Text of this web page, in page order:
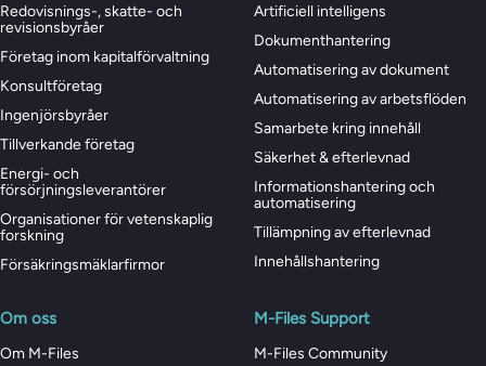
Redovisnings-, skatte- och
revisionsbyråer
Företag inom kapitalförvaltning
Konsultföretag
Ingenjörsbyråer
Tillverkande företag
Energi- och
försörjningsleverantörer
Organisationer för vetenskaplig
forskning
Försäkringsmäklarfirmor
Artificiell intelligens
Dokumenthantering
Automatisering av dokument
Automatisering av arbetsflöden
Samarbete kring innehåll
Säkerhet & efterlevnad
Informationshantering och
automatisering
Tillämpning av efterlevnad
Innehållshantering
Om oss
Om M-Files
M-Files Support
M-Files Community